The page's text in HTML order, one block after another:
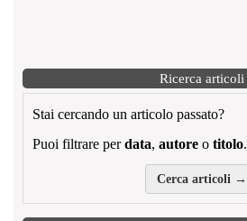
Ricerca articoli
Stai cercando un articolo passato?
Puoi filtrare perdata, autore o titolo.
Cerca articoli →